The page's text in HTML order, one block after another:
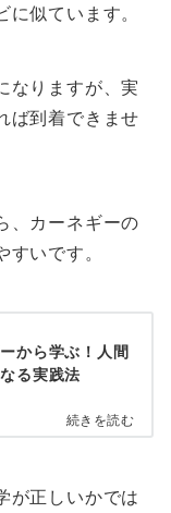
似ています。
なりますが、実
ば到着できませ
、カーネギーの
いです。
から学ぶ！人間
る実践法
続きを読む
が正しいかでは